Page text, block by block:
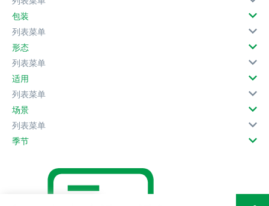
包装
列表菜单
形态
列表菜单
适用
列表菜单
场景
列表菜单
季节